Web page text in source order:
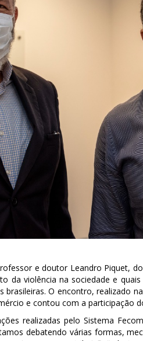
e doutor Leandro Piquet,
da violência na sociedade e
brasileiras. O encontro, realizado
e contou com a participação
realizadas pelo Sistema
debatendo várias formas,